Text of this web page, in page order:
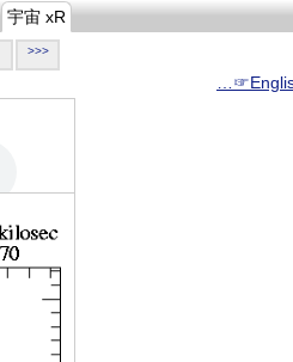
宇宙 xR
>>>